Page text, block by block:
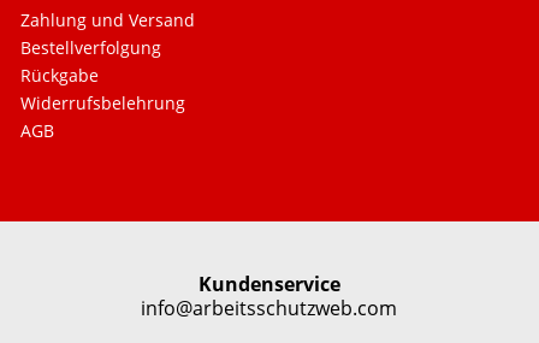
Zahlung und Versand
Bestellverfolgung
Rückgabe
Widerrufsbelehrung
AGB
Kundenservice
info@arbeitsschutzweb.com